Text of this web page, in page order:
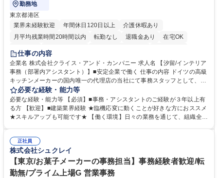
勤務地
東京都港区
業界未経験歓迎
年間休日120日以上
介護休暇あり
月平均残業時間20時間以内
転勤なし 退職金あり
在宅OK
育休あり
完全週休2日制
駅近5分以内
土日祝休み
仕事の内容
企業名 株式会社クライス・アンド・カンパニー 求人名 【汐留/インテリア
事務（部署内アシスタント）】■安定企業で働く 仕事の内容 ドイツの高級
キッチンメーカーの国内唯一の代理店の当社にて事務スタッフとして、部
署内の事務業務全般をお任せいたします。 裁量を持って働いていただける
ため、スキルアップも可能です。 【部署内の事務業務全般】 ■サンプルの
仕分け・整理 ■電話応対 ■書類作成（会議資料、お客様宛請求書、支払書
類を取りまとめて経理へ提出等） ■ショールームアテンド・運営・予約業
インテリア事務（部署内アシスタント）】■安定企業で働く
必要な経験・能力等
必要な経験・能力等 【必須】■事務・アシスタントのご経験が３年以上有
る方 【歓迎】■建築業界経験 ★臨機応変に動くことが好きな方におススメ
★スキルアップも可能です★ 【働く環境】日々の業務を通じて、組織全体
ームとの協力や新しいアイデアを活かす場もあり、やりがいを感じながら
働けます。 【歓迎】 ■インテリアの業界のご経験が有る方■PCの作業に慣
れている方 学歴・資格 学歴：大学院 大学 高専 短大 専修学校 語学力： 資
格：
正社員
株式会社シュクレイ
【東京/お菓子メーカーの事務担当】事務経験者歓迎/転
勤無/プライム上場G 営業事務